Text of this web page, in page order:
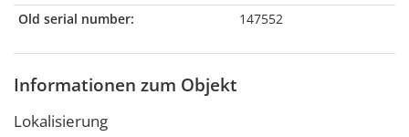
Old serial number:
147552
Informationen zum Objekt
Lokalisierung